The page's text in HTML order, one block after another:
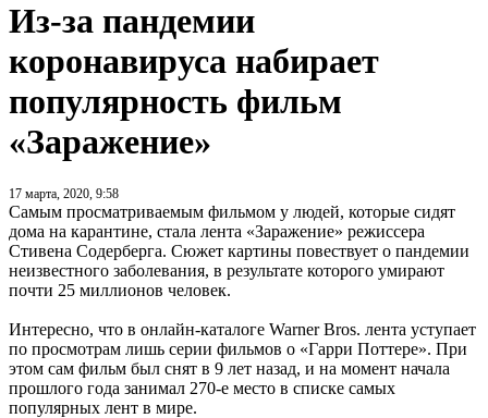
Из-за пандемии
коронавируса набирает
популярность фильм
«Заражение»
17 марта, 2020, 9:58
Самым просматриваемым фильмом у людей, которые сидят
дома на карантине, стала лента «Заражение» режиссера
Стивена Содерберга. Сюжет картины повествует о пандемии
неизвестного заболевания, в результате которого умирают
почти 25 миллионов человек.
Интересно, что в онлайн-каталоге Warner Bros. лента уступает
по просмотрам лишь серии фильмов о «Гарри Поттере». При
этом сам фильм был снят в 9 лет назад, и на момент начала
прошлого года занимал 270-е место в списке самых
популярных лент в мире.